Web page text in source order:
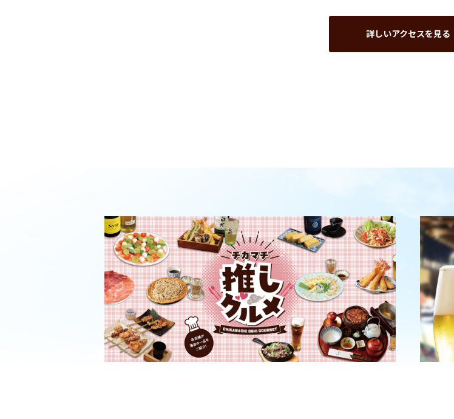
詳しいアクセスを見る